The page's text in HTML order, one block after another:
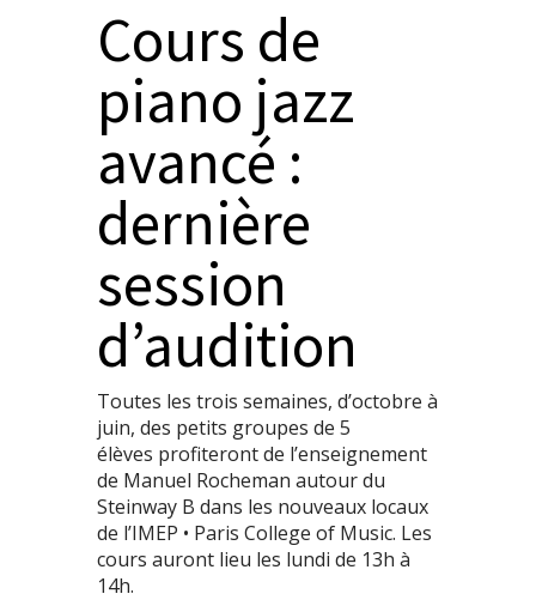
Cours de
piano jazz
avancé :
dernière
session
d’audition
Toutes les trois semaines, d’octobre à
juin, des petits groupes de 5
élèves profiteront de l’enseignement
de Manuel Rocheman autour du
Steinway B dans les nouveaux locaux
de l’IMEP • Paris College of Music. Les
cours auront lieu les lundi de 13h à
14h.